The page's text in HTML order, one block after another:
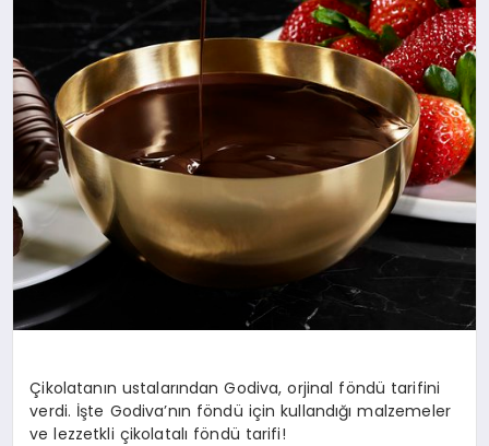
KIMDIR?
HESAPLAMALAR
Çikolatanın ustalarından Godiva, orjinal föndü tarifini
verdi. İşte Godiva’nın föndü için kullandığı malzemeler
ve lezzetkli çikolatalı föndü tarifi!